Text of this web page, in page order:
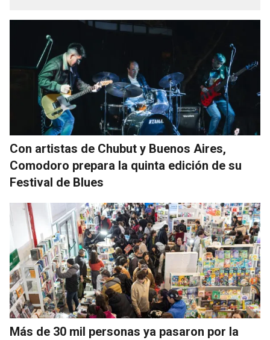
Con artistas de Chubut y Buenos Aires,
Comodoro prepara la quinta edición de su
Festival de Blues
Más de 30 mil personas ya pasaron por la